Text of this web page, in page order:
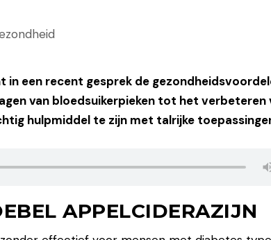
in een recent gesprek de
van bloedsuikerpieken tot het verbeteren
hulpmiddel te zijn met talrijke
APPELCIDERAZIJN